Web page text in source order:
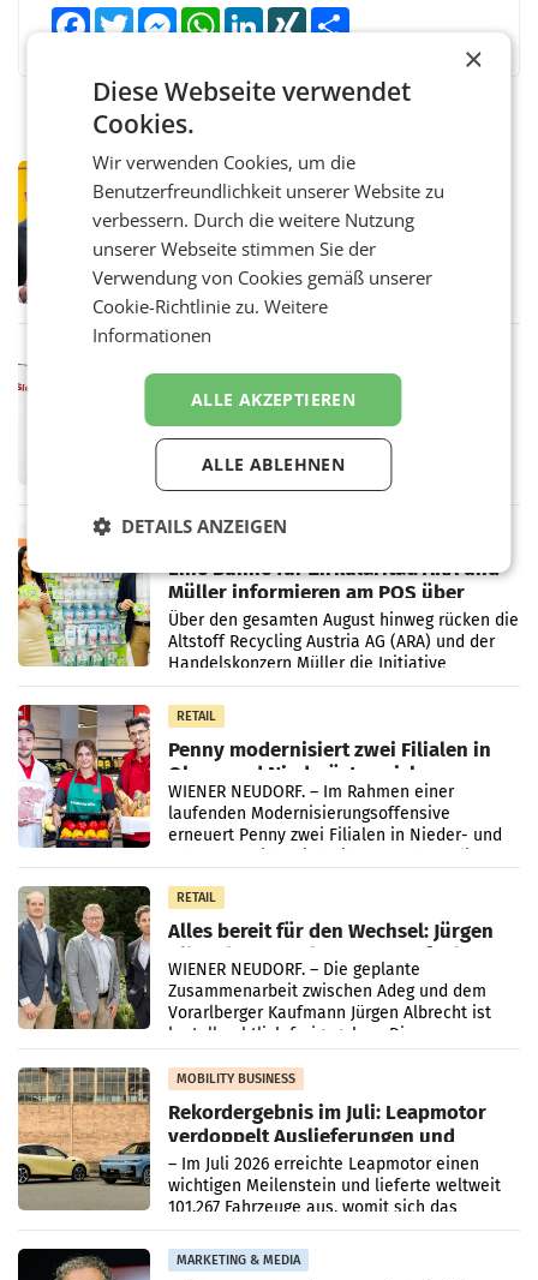
FacebookTwitter MessengerWhatsAppLinkedInXING
PRIMENEWS
Österreichische Post: Umsatzplus im
ersten Halbjahr trotz schwachem
Briefgeschäft
WIEN Die Österreichische Post AG hat im
ersten Halbjahr 2026 einen Konzernumsatz
von 1.544,0 Mio. EUR erwirtschaftet, was
Vergleichszeitraum
ProSiebenSat.1 spart und macht
überraschend viel Gewinn
UNTERFÖHRING/MAILAND/AMSTERDAM. Der
Fernsehkonzern ProSiebenSat.1 hat im
Frühjahr dank Kostensenkungen operativ
wieder Gewinn gemacht und die
Markterwartung deutlich übertroffen.
RETAIL
Eine Bühne für Zirkularität: ARA und
Müller informieren am POS über
Kreislauffähigkeit
Über den gesamten August hinweg rücken die
Altstoff Recycling Austria AG (ARA) und der
Handelskonzern Müller die Initiative
„Kreislauf-Helden“ in allen österreichischen
Müller-Filialen
RETAIL
Penny modernisiert zwei Filialen in
Ober- und Niederösterreich
WIENER NEUDORF. – Im Rahmen einer
laufenden Modernisierungsoffensive
erneuert Penny zwei Filialen in Nieder- und
RETAIL
Alles bereit für den Wechsel: Jürgen
Albrecht setzt ab 1.1.2027 auf Adeg
WIENER NEUDORF. – Die geplante
Zusammenarbeit zwischen Adeg und dem
Vorarlberger Kaufmann Jürgen Albrecht ist
kartellrechtlich freigegeben: Die
Bundeswettbewerbsbehörde und der
Bundeskartellanwalt
MOBILITY BUSINESS
Rekordergebnis im Juli: Leapmotor
verdoppelt Auslieferungen und
überschreitet die 100.000er-Marke
– Im Juli 2026 erreichte Leapmotor einen
wichtigen Meilenstein und lieferte weltweit
101.267 Fahrzeuge aus, womit sich das
Ergebnis gegenüber Juli 2025 mehr als
verdoppelte (+102
MARKETING & MEDIA
×
Diese Webseite verwendet
Cookies.
Wir verwenden Cookies, um die
Benutzerfreundlichkeit unserer Website zu
verbessern. Durch die weitere Nutzung
unserer Webseite stimmen Sie der
Verwendung von Cookies gemäß unserer
Cookie-Richtlinie zu.Weitere
Informationen
ALLE AKZEPTIEREN
ALLE ABLEHNEN
DETAILS ANZEIGEN